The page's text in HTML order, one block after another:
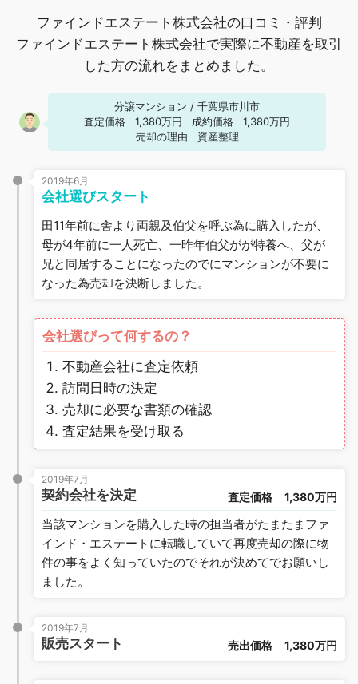
ファインドエステート株式会社の口コミ・評判
ファインドエステート株式会社で実際に不動産を取引
した方の流れをまとめました。
分譲マンション / 千葉県市川市
査定価格
1,380万円 成約価格
1,380万円
売却の理由
資産整理
2019年6月
会社選びスタート
田11年前に舎より両親及伯父を呼ぶ為に購入したが、
母が4年前に一人死亡、一昨年伯父がが特養へ、父が
兄と同居することになったのでにマンションが不要に
なった為売却を決断しました。
会社選びって何するの？
不動産会社に査定依頼
訪問日時の決定
売却に必要な書類の確認
査定結果を受け取る
2019年7月
契約会社を決定 査定価格 1,380万円
当該マンションを購入した時の担当者がたまたまファ
インド・エステートに転職していて再度売却の際に物
件の事をよく知っていたのでそれが決めてでお願いし
ました。
2019年7月
販売スタート 売出価格 1,380万円